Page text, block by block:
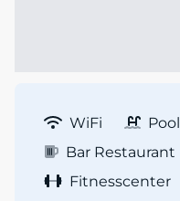
WiFi Pool
Bar Restaurant
Fitnesscenter